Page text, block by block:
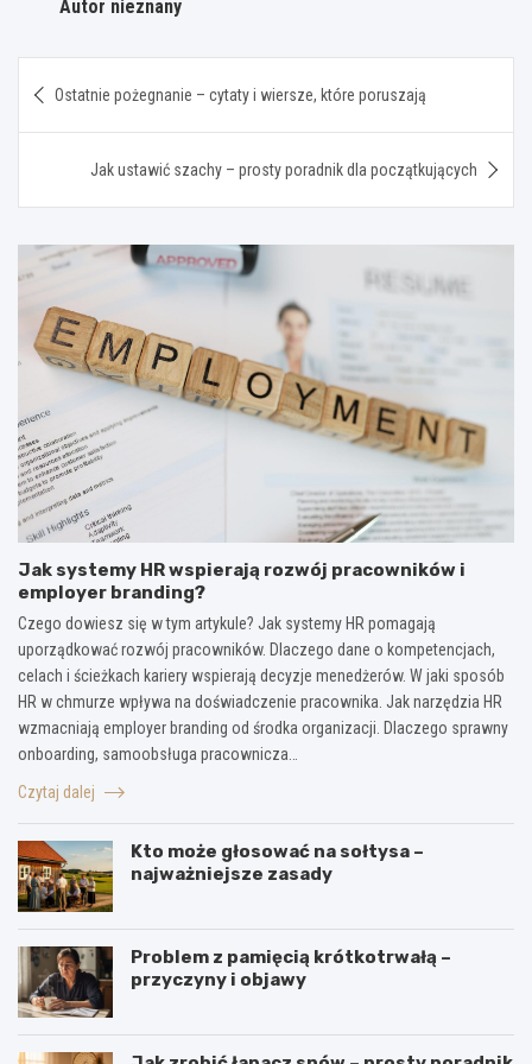
Autor nieznany
wpisu
Ostatnie pożegnanie – cytaty i wiersze, które poruszają
Jak ustawić szachy – prosty poradnik dla początkujących
Jak systemy HR wspierają rozwój pracowników i
employer branding?
Czego dowiesz się w tym artykule? Jak systemy HR pomagają
uporządkować rozwój pracowników. Dlaczego dane o kompetencjach,
celach i ścieżkach kariery wspierają decyzje menedżerów. W jaki sposób
HR w chmurze wpływa na doświadczenie pracownika. Jak narzędzia HR
wzmacniają employer branding od środka organizacji. Dlaczego sprawny
onboarding, samoobsługa pracownicza…
Czytaj dalej
Kto może głosować na sołtysa –
najważniejsze zasady
Problem z pamięcią krótkotrwałą –
przyczyny i objawy